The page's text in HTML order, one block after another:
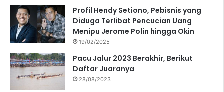
Profil Hendy Setiono, Pebisnis yang
Diduga Terlibat Pencucian Uang
Menipu Jerome Polin hingga Okin
19/02/2025
Pacu Jalur 2023 Berakhir, Berikut
Daftar Juaranya
28/08/2023